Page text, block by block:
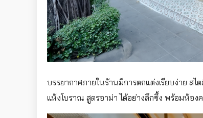
บรรยากาศภายในร้านมีการตกแต่งเรียบง่าย ส
แห้งโบราณ สูตรอาม่า ได้อย่างลึกซึ้ง พร้อมห้อง